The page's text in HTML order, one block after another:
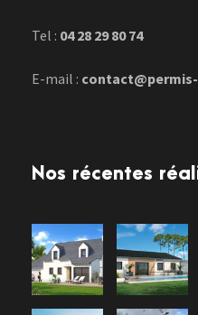
Tel : 04 28 29 80 74
E-mail :
Nos récentes